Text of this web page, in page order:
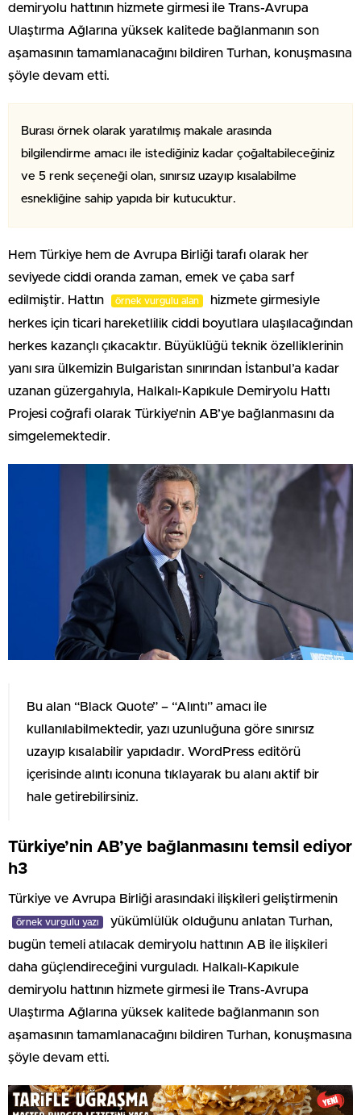
demiryolu hattının hizmete girmesi ile Trans-Avrupa
Ulaştırma Ağlarına yüksek kalitede bağlanmanın son
aşamasının tamamlanacağını bildiren Turhan, konuşmasına
şöyle devam etti.
Burası örnek olarak yaratılmış makale arasında
bilgilendirme amacı ile istediğiniz kadar çoğaltabileceğiniz
ve 5 renk seçeneği olan, sınırsız uzayıp kısalabilme
esnekliğine sahip yapıda bir kutucuktur.
Hem Türkiye hem de Avrupa Birliği tarafı olarak her
seviyede ciddi oranda zaman, emek ve çaba sarf
edilmiştir. Hattın
örnek vurgulu alan
hizmete girmesiyle
herkes için ticari hareketlilik ciddi boyutlara ulaşılacağından
herkes kazançlı çıkacaktır. Büyüklüğü teknik özelliklerinin
yanı sıra ülkemizin Bulgaristan sınırından İstanbul’a kadar
uzanan güzergahıyla, Halkalı-Kapıkule Demiryolu Hattı
Projesi coğrafi olarak Türkiye’nin AB’ye bağlanmasını da
simgelemektedir.
Bu alan “Black Quote” – “Alıntı” amacı ile
kullanılabilmektedir, yazı uzunluğuna göre sınırsız
uzayıp kısalabilir yapıdadır. WordPress editörü
içerisinde alıntı iconuna tıklayarak bu alanı aktif bir
hale getirebilirsiniz.
Türkiye’nin AB’ye bağlanmasını temsil ediyor
h3
Türkiye ve Avrupa Birliği arasındaki ilişkileri geliştirmenin
örnek vurgulu yazı
yükümlülük olduğunu anlatan Turhan,
bugün temeli atılacak demiryolu hattının AB ile ilişkileri
daha güçlendireceğini vurguladı. Halkalı-Kapıkule
demiryolu hattının hizmete girmesi ile Trans-Avrupa
Ulaştırma Ağlarına yüksek kalitede bağlanmanın son
aşamasının tamamlanacağını bildiren Turhan, konuşmasına
şöyle devam etti.